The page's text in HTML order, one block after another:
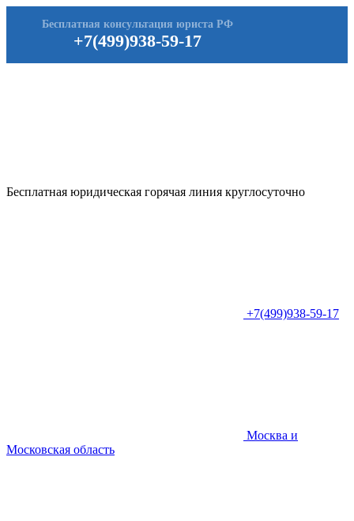
+7(499)938-59-17
Бесплатная консультация юриста РФ
Бесплатная юридическая горячая линия круглосуточно
+7(499)938-59-17
Москва и
Московская область